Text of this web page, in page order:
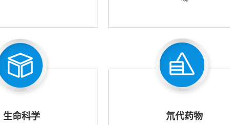
生命科学 氘代药物